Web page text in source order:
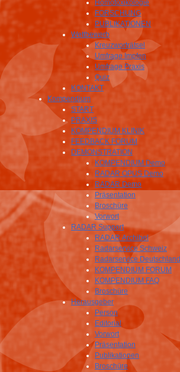
Homotoxikologie
FORSCHUNG
PUBLIKATIONEN
Wettbewerb
Kreuzworträtsel
Umfrage Impfen
Umfrage Praxis
Quiz
KONTAKT
Kompendium
START
PRAXIS
KOMPENDIUM KLINIK
FEEDBACK FORUM
DEMONSTRATION
KOMPENDIUM Demo
RADAR OPUS Demo
RADAR Demo
Präsentation
Broschüre
Vorwort
RADAR Support
RADAR Archibel
Radarservice Schweiz
Radarservice Deutschland
KOMPENDIUM FORUM
KOMPENDIUM FAQ
Broschüre
Herausgeber
Person
Editorial
Vorwort
Präsentation
Publikationen
Broschüre